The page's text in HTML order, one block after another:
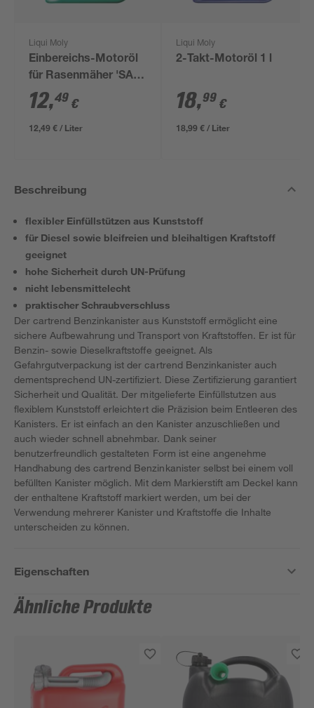
Liqui Moly
Einbereichs-Motoröl
für Rasenmäher 'SAE
30' 1 l
12,49 €
12,49 € / Liter
Liqui Moly
2-Takt-Motoröl 1 l
18,99 €
18,99 € / Liter
Beschreibung
flexibler Einfüllstützen aus Kunststoff
für Diesel sowie bleifreien und bleihaltigen Kraftstoff
geeignet
hohe Sicherheit durch UN-Prüfung
nicht lebensmittelecht
praktischer Schraubverschluss
Der cartrend Benzinkanister aus Kunststoff ermöglicht eine
sichere Aufbewahrung und Transport von Kraftstoffen. Er ist für
Benzin- sowie Dieselkraftstoffe geeignet. Als
Gefahrgutverpackung ist der cartrend Benzinkanister auch
dementsprechend UN-zertifiziert. Diese Zertifizierung garantiert
Sicherheit und Qualität. Der mitgelieferte Einfüllstutzen aus
flexiblem Kunststoff erleichtert die Präzision beim Entleeren des
Kanisters. Er ist einfach an den Kanister anzuschließen und
auch wieder schnell abnehmbar. Dank seiner
benutzerfreundlich gestalteten Form ist eine angenehme
Handhabung des cartrend Benzinkanister selbst bei einem voll
befüllten Kanister möglich. Mit dem Markierstift am Deckel kann
der enthaltene Kraftstoff markiert werden, um bei der
Verwendung mehrerer Kanister und Kraftstoffe die Inhalte
unterscheiden zu können.
Eigenschaften
Ähnliche Produkte